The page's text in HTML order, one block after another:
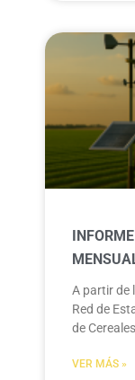
A partir de
Red de
de
VER MÁS »